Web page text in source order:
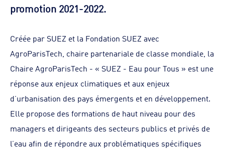
promotion 2021-2022.
Créée par SUEZ et la Fondation SUEZ avec
AgroParisTech, chaire partenariale de classe mondiale, la
Chaire AgroParisTech - « SUEZ - Eau pour Tous » est une
réponse aux enjeux climatiques et aux enjeux
d’urbanisation des pays émergents et en développement.
Elle propose des formations de haut niveau pour des
managers et dirigeants des secteurs publics et privés de
l’eau afin de répondre aux problématiques spécifiques